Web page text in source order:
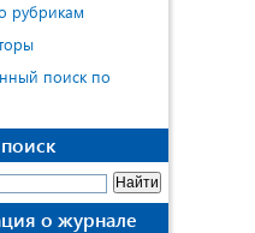
рубрикам
поиск по
о журнале